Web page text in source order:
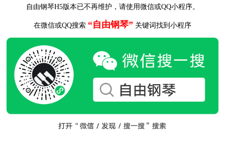
自由钢琴H5版本已不再维护，请使用微信或QQ小程序。
在微信或QQ搜索 “自由钢琴” 关键词找到小程序